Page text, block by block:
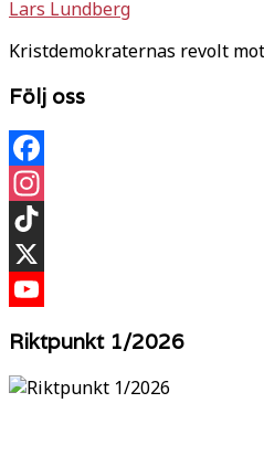
Lars Lundberg
Kristdemokraternas revolt
Följ oss
Facebook
Instagram
TikTok
X
Riktpunkt 1/2026